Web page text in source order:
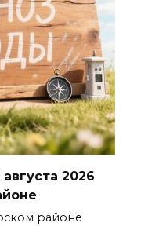
2026
районе